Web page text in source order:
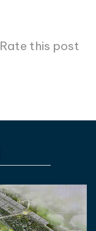
Rate this post